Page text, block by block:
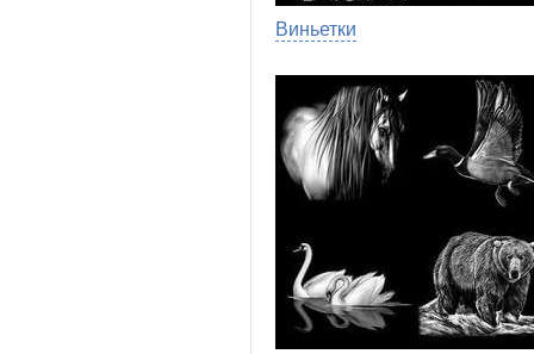
Виньетки